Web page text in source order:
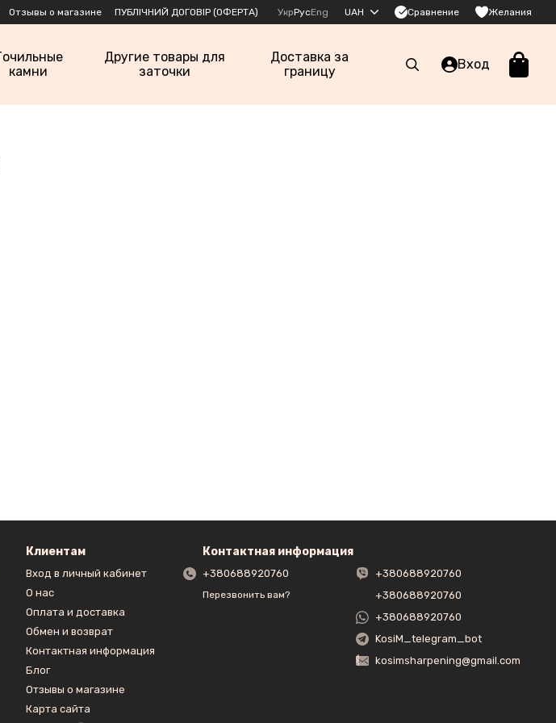
Отзывы о магазине ПУБЛІЧНИЙ ДОГОВІР (ОФЕРТА) УкрРусEng UAH Сравнение Желания
камни
Другие товары для
заточки
Доставка за
границу
Вход
Клиентам
Вход в личный кабинет
О нас
Оплата и доставка
Обмен и возврат
Контактная информация
Блог
Отзывы о магазине
Карта сайта
Контактная информация
+380688920760
Перезвонить вам?
+380688920760
+380688920760
+380688920760
KosiM_telegram_bot
kosimsharpening@gmail.com